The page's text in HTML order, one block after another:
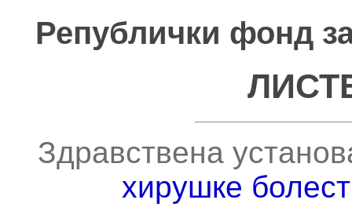
Републички фонд
Здравствена
хирушке